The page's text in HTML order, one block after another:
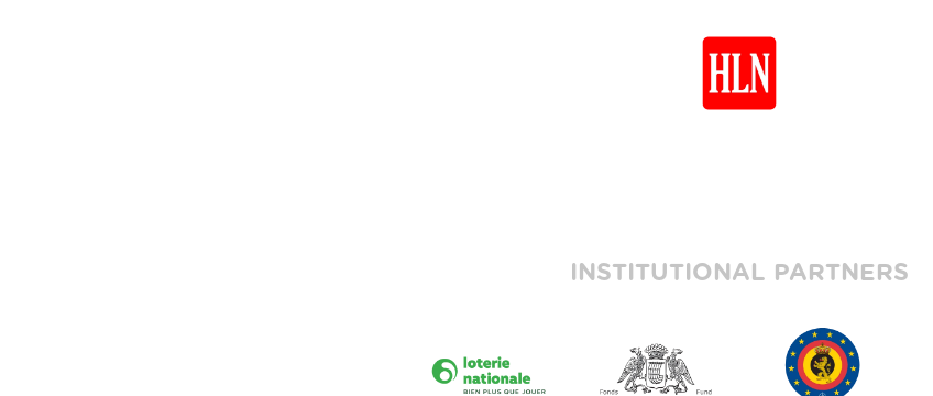
INSTITUTIONAL PARTNERS